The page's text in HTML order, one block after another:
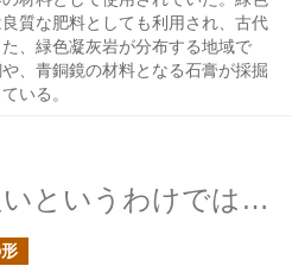
質な肥料としても利用され、古代
、緑色凝灰岩が分布する地域で
、青銅鏡の材料となる石膏が採掘
いる。
葉は大きければ良いというわけではなさそうだと書いたけど